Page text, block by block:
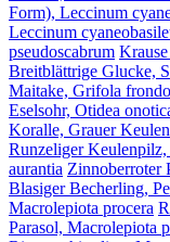
Form), Leccinum
Leccinum
pseudoscabrum
Breitblättrige Glucke,
Maitake, Grifola
Eselsohr, Otidea
Koralle, Grauer
Runzeliger
aurantia Zinnoberroter
Blasiger Becherling,
Macrolepiota procera
Parasol, Macrolepiota